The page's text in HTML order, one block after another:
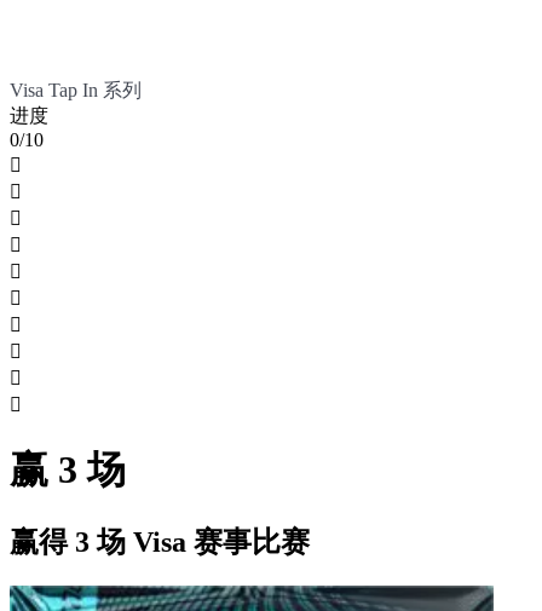
Visa Tap In 系列
进度
0/10










赢 3 场
赢得 3 场 Visa 赛事比赛